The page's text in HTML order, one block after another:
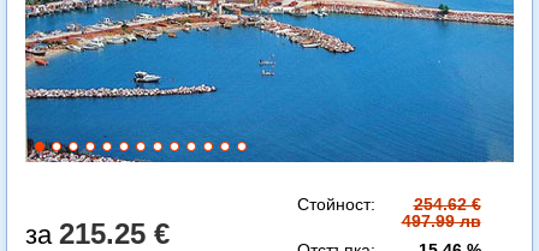
215.25 €
Стойност:
254.62 €
497.99 лв